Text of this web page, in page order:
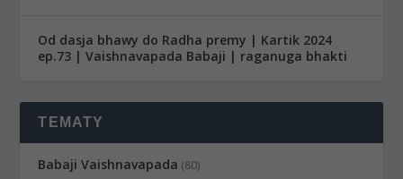
Od dasja bhawy do Radha premy | Kartik 2024
ep.73 | Vaishnavapada Babaji | raganuga bhakti
TEMATY
Babaji Vaishnavapada (80)